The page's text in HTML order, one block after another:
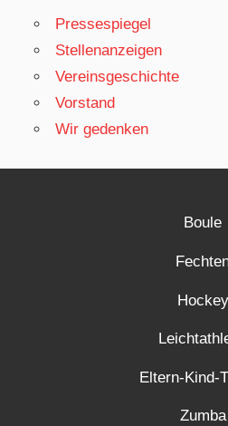
Pressespiegel
Stellenanzeigen
Vereinsgeschichte
Vorstand
Wir gedenken
Boule
Hockey
Eltern-Kind-
Zumba